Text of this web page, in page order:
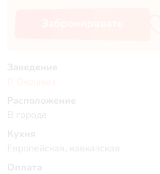
Заведение
Расположение
В городе
Кухня
Европейская, кавказская
Оплата